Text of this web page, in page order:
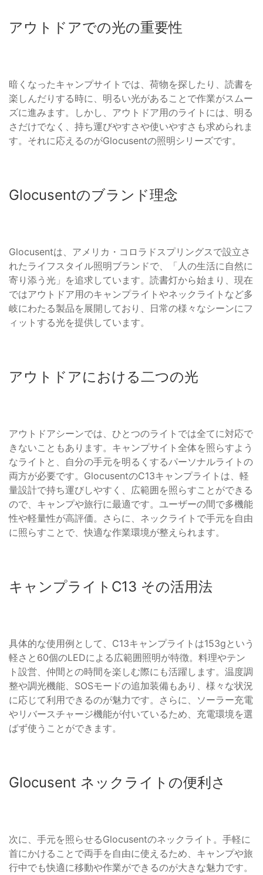
アウトドアでの光の重要性
暗くなったキャンプサイトでは、荷物を探したり、読書を
楽しんだりする時に、明るい光があることで作業がスムー
ズに進みます。しかし、アウトドア用のライトには、明る
さだけでなく、持ち運びやすさや使いやすさも求められま
す。それに応えるのがGlocusentの照明シリーズです。
Glocusentのブランド理念
Glocusentは、アメリカ・コロラドスプリングスで設立さ
れたライフスタイル照明ブランドで、「人の生活に自然に
寄り添う光」を追求しています。読書灯から始まり、現在
ではアウトドア用のキャンプライトやネックライトなど多
岐にわたる製品を展開しており、日常の様々なシーンにフ
ィットする光を提供しています。
アウトドアにおける二つの光
アウトドアシーンでは、ひとつのライトでは全てに対応で
きないこともあります。キャンプサイト全体を照らすよう
なライトと、自分の手元を明るくするパーソナルライトの
両方が必要です。GlocusentのC13キャンプライトは、軽
量設計で持ち運びしやすく、広範囲を照らすことができる
ので、キャンプや旅行に最適です。ユーザーの間で多機能
性や軽量性が高評価。さらに、ネックライトで手元を自由
に照らすことで、快適な作業環境が整えられます。
キャンプライトC13 その活用法
具体的な使用例として、C13キャンプライトは153gという
軽さと60個のLEDによる広範囲照明が特徴。料理やテン
ト設営、仲間との時間を楽しむ際にも活躍します。温度調
整や調光機能、SOSモードの追加装備もあり、様々な状況
に応じて利用できるのが魅力です。さらに、ソーラー充電
やリバースチャージ機能が付いているため、充電環境を選
ばず使うことができます。
Glocusent ネックライトの便利さ
次に、手元を照らせるGlocusentのネックライト。手軽に
首にかけることで両手を自由に使えるため、キャンプや旅
行中でも快適に移動や作業ができるのが大きな魅力です。